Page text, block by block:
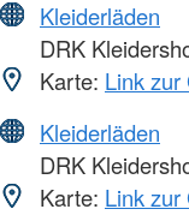
Kleiderläden
DRK
Karte: Link zur
Kleiderläden
DRK
Karte: Link zur